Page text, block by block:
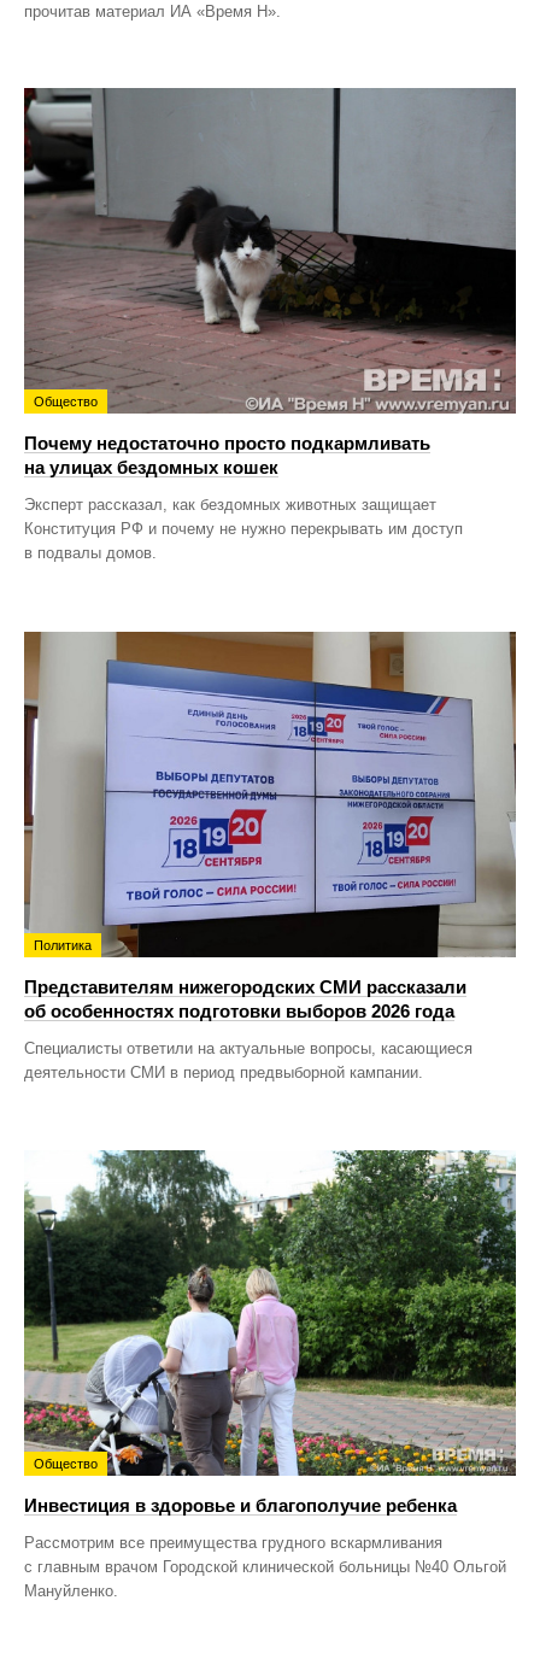
прочитав материал ИА «Время Н».
Общество
Почему недостаточно просто подкармливать
на улицах бездомных кошек
Эксперт рассказал, как бездомных животных защищает
Конституция РФ и почему не нужно перекрывать им доступ
в подвалы домов.
Политика
Представителям нижегородских СМИ рассказали
об особенностях подготовки выборов 2026 года
Специалисты ответили на актуальные вопросы, касающиеся
деятельности СМИ в период предвыборной кампании.
Общество
Инвестиция в здоровье и благополучие ребенка
Рассмотрим все преимущества грудного вскармливания
с главным врачом Городской клинической больницы №40 Ольгой
Мануйленко.